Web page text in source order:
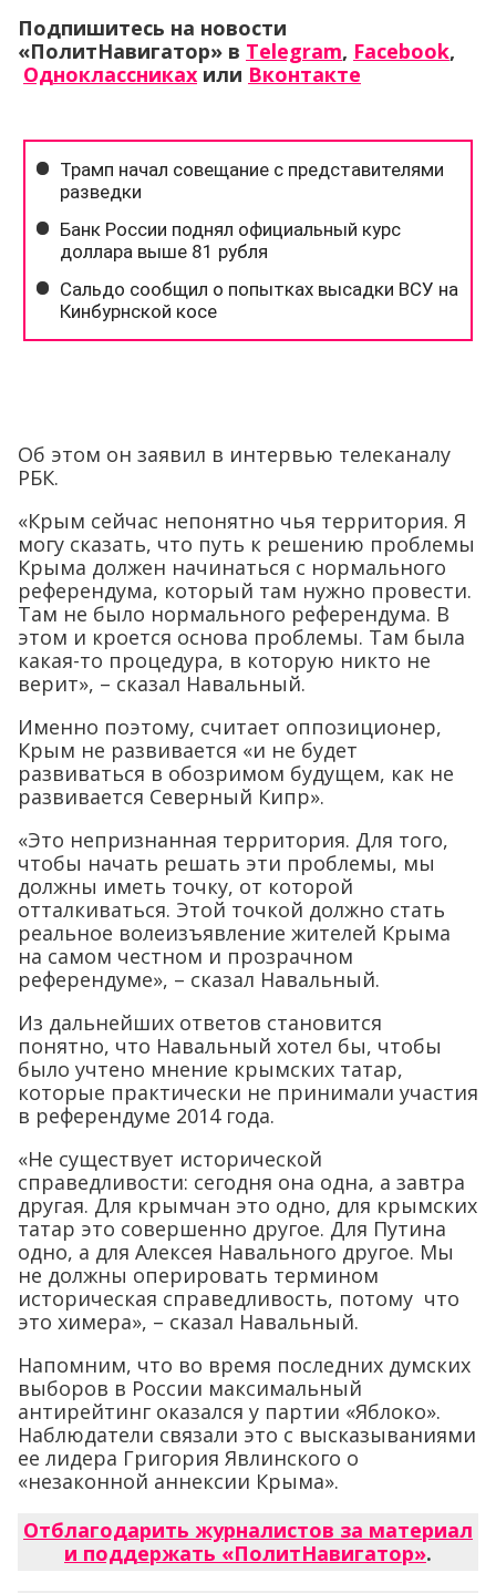
Подпишитесь на новости
«ПолитНавигатор» в Telegram, Facebook,
Одноклассниках или Вконтакте
Об этом он заявил в интервью телеканалу
РБК.
«Крым сейчас непонятно чья территория. Я
могу сказать, что путь к решению проблемы
Крыма должен начинаться с нормального
референдума, который там нужно провести.
Там не было нормального референдума. В
этом и кроется основа проблемы. Там была
какая-то процедура, в которую никто не
верит», – сказал Навальный.
Именно поэтому, считает оппозиционер,
Крым не развивается «и не будет
развиваться в обозримом будущем, как не
развивается Северный Кипр».
«Это непризнанная территория. Для того,
чтобы начать решать эти проблемы, мы
должны иметь точку, от которой
отталкиваться. Этой точкой должно стать
реальное волеизъявление жителей Крыма
на самом честном и прозрачном
референдуме», – сказал Навальный.
Из дальнейших ответов становится
понятно, что Навальный хотел бы, чтобы
было учтено мнение крымских татар,
которые практически не принимали участия
в референдуме 2014 года.
«Не существует исторической
справедливости: сегодня она одна, а завтра
другая. Для крымчан это одно, для крымских
татар это совершенно другое. Для Путина
одно, а для Алексея Навального другое. Мы
не должны оперировать термином
историческая справедливость, потому что
это химера», – сказал Навальный.
Напомним, что во время последних думских
выборов в России максимальный
антирейтинг оказался у партии «Яблоко».
Наблюдатели связали это с высказываниями
ее лидера Григория Явлинского о
«незаконной аннексии Крыма».
Отблагодарить журналистов за материал
и поддержать «ПолитНавигатор».